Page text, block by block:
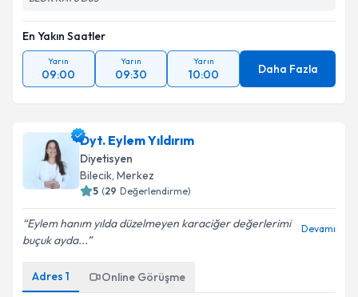
En Yakın Saatler
Yarın
09:00
Yarın
09:30
Yarın
10:00 Daha Fazla
Dyt. Eylem Yıldırım
Diyetisyen
Bilecik, Merkez
5 (29 Değerlendirme)
Eylem hanım yılda düzelmeyen karaciğer değerlerimi
buçuk ayda...
Devamı
Adres 1 Online Görüşme